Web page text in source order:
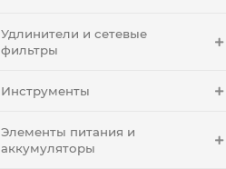
Удлинители и сетевые
фильтры
Инструменты
Элементы питания и
аккумуляторы